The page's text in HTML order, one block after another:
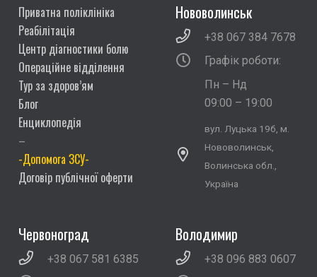
Приватна поліклініка
Реабілітація
Центр діагностики болю
Операційне відділення
Тур за здоров’ям
Блог
Енциклопедія
–
-Допомога ЗСУ-
Договір публічної оферти
Нововолинськ
+38 067 384 7678
Графік роботи:
Пн – Нд
09:00 – 19:00
вул. Луцька 19б, м.
Нововолинськ,
Волинська обл.,
Україна
Червоноград
+38 067 581 6385
Володимир
+38 096 883 0607